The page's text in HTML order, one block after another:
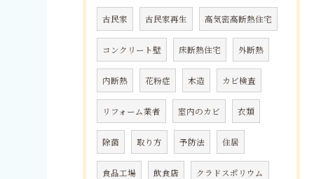
古民家 古民家再生 高気密高断熱住宅
コンクリート壁 床断熱住宅 外断熱
内断熱 花粉症 木造 カビ検査
リフォーム業者 室内のカビ 衣類
除菌 取り方 予防法 住居
食品工場 飲食店 クラドスポリウム